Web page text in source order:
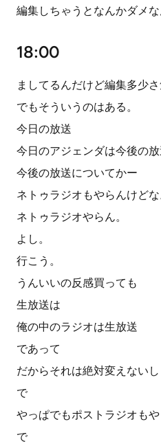
編集しちゃうとなんかダメな
18:00
ましてるんだけど編集多少さ
でもそういうのはある。
今日の放送
今日のアジェンダは今後の
今後の放送についてかー
ネトゥラジオもやらんけどな
ネトゥラジオやらん。
よし。
行こう。
うんいいの反感買っても
生放送は
俺の中のラジオは生放送
であって
だからそれは絶対変えないし
で
やっぱでもポストラジオもや
で